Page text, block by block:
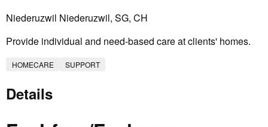
Niederuzwil Niederuzwil, SG, CH
Provide individual and need-based care at clients' homes.
HOMECARE SUPPORT
Details